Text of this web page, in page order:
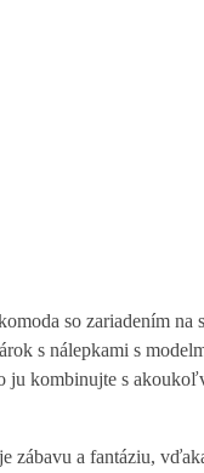
so zariadením
s nálepkami s
ju kombinujte s
zábavu a fantáziu,